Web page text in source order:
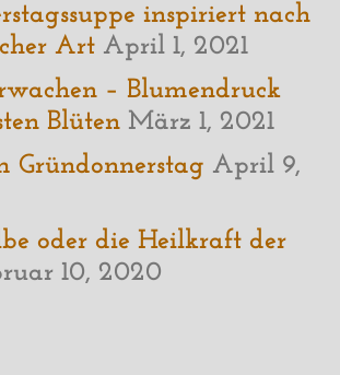
inspiriert nach
Art April 1, 2021
– Blumendruck
Blüten März 1, 2021
Gründonnerstag April 9,
oder die Heilkraft der
10, 2020